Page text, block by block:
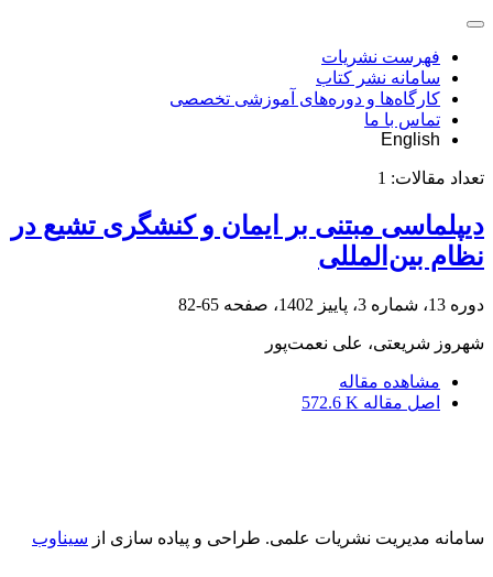
فهرست نشریات
سامانه نشر کتاب
کارگاه‌ها و دوره‌های آموزشی تخصصی
تماس با ما
English
تعداد مقالات: 1
دیپلماسی مبتنی‌ بر ایمان و کنشگری تشیع در
نظام ‌بین‌المللی
دوره 13، شماره 3، پاییز 1402، صفحه 65-82
شهروز شریعتی، علی نعمت‌پور
مشاهده مقاله
اصل مقاله 572.6 K
سامانه مدیریت نشریات علمی. طراحی و پیاده سازی از سیناوب